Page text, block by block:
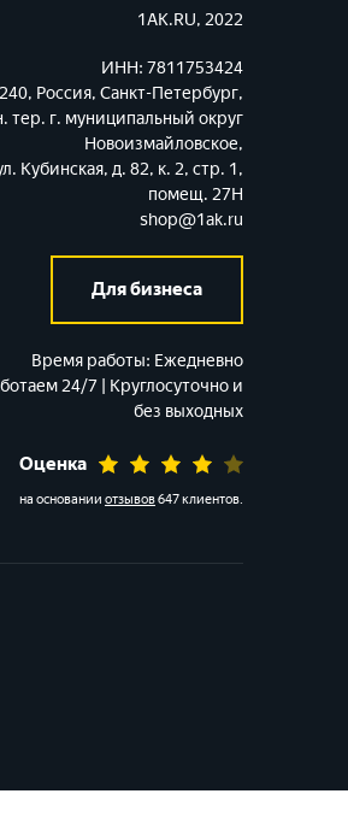
1AK.RU, 2022
ИНН: 7811753424
Россия, Санкт-Петербург,
тер. г. муниципальный округ
Новоизмайловское,
Кубинская, д. 82, к. 2, стр. 1,
помещ. 27Н
shop@1ak.ru
Для бизнеса
Время работы: Ежедневно
24/7 | Круглосуточно и
без выходных
Оценка
на основании отзывов647 клиентов.